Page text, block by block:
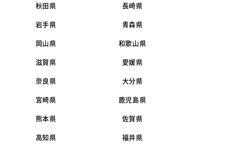
秋田県 長崎県
岩手県 青森県
岡山県 和歌山県
滋賀県 愛媛県
奈良県 大分県
宮崎県 鹿児島県
熊本県 佐賀県
高知県 福井県